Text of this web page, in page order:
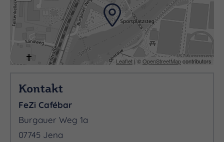
Leaflet | ©OpenStreetMapcontributors
Kontakt
FeZi Cafébar
Burgauer Weg 1a
07745 Jena